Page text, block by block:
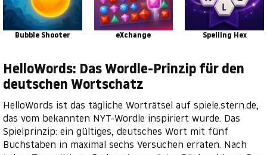
Bubble Shooter eXchange Spelling Hex
HelloWords: Das Wordle-Prinzip für den
deutschen Wortschatz
HelloWords ist das tägliche Worträtsel auf spiele.stern.de,
das vom bekannten NYT-Wordle inspiriert wurde. Das
Spielprinzip: ein gültiges, deutsches Wort mit fünf
Buchstaben in maximal sechs Versuchen erraten. Nach